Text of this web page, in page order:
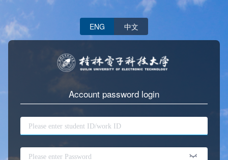
ENG 中文
Account password login